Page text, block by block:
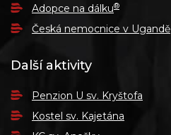
Adopce na dálku®
Česká nemocnice v Ugandě
Další aktivity
Penzion U sv. Kryštofa
Kostel sv. Kajetána